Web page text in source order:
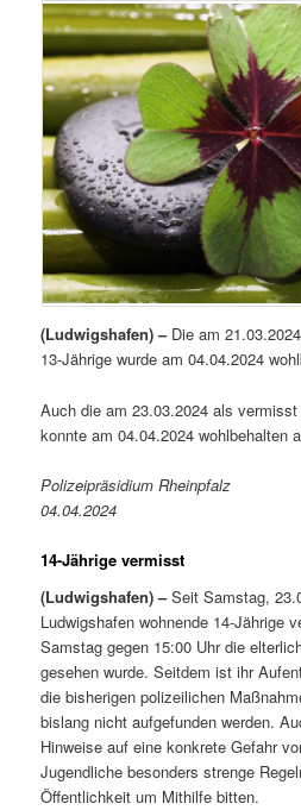
(Ludwigshafen) – Die am
13-Jährige wurde am 04.04.2024
Auch die am 23.03.2024 als
konnte am 04.04.2024 wohlbehalten
Polizeipräsidium Rheinpfalz
04.04.2024
14-Jährige vermisst
(Ludwigshafen) –Seit Samstag,
Ludwigshafen wohnende 14-Jährige
Samstag gegen 15:00 Uhr die
gesehen wurde. Seitdem ist ihr
die bisherigen polizeilichen
bislang nicht aufgefunden werden.
Hinweise auf eine konkrete Gefahr
Jugendliche besonders strenge
Öffentlichkeit um Mithilfe bitten.